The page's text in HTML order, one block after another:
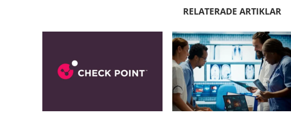
RELATERADE ARTIKLAR